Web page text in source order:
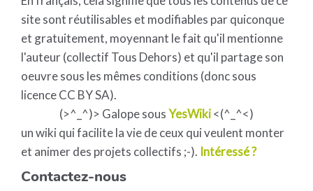
site sont réutilisables et modifiables par quiconque
et gratuitement, moyennant le fait qu'il mentionne
l'auteur (collectif Tous Dehors) et qu'il partage son
oeuvre sous les mêmes conditions (donc sous
licence CC BY SA).
(>^_^)> Galope sousYesWiki<(^_^<)
un wiki qui facilite la vie de ceux qui veulent monter
et animer des projets collectifs ;-). Intéressé ?
Contactez-nous